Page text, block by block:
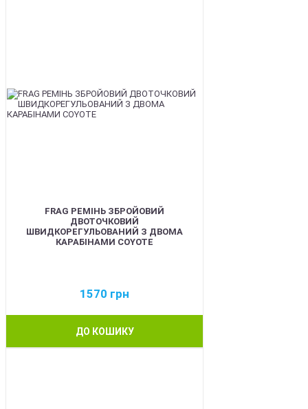
FRAG РЕМІНЬ ЗБРОЙОВИЙ
ДВОТОЧКОВИЙ
ШВИДКОРЕГУЛЬОВАНИЙ З ДВОМА
КАРАБІНАМИ COYOTE
1570 грн
ДО КОШИКУ